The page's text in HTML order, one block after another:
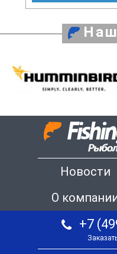
Новости
О
+7